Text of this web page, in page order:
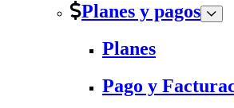
Planes y pagos
Planes
Pago y